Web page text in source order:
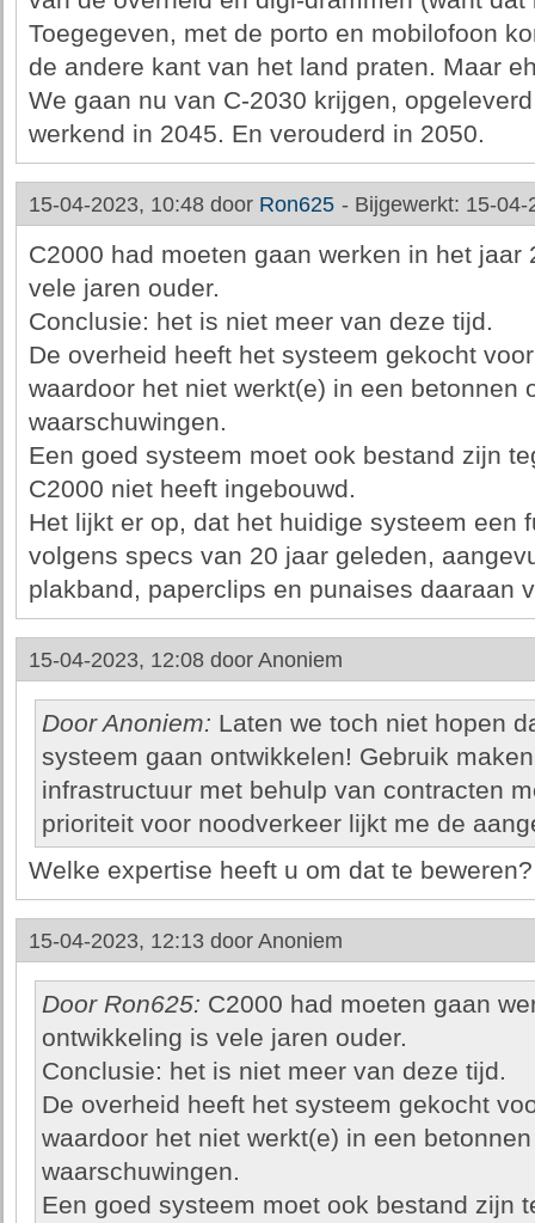
Toegegeven, met de porto en mobilofoon
de andere kant van het land praten. Maar
We gaan nu van C-2030 krijgen,
werkend in 2045. En verouderd in 2050.
15-04-2023, 10:48 door Ron625 - Bijgewerkt: 15-04-
C2000 had moeten gaan werken in het
vele jaren ouder.
Conclusie: het is niet meer van deze tijd.
De overheid heeft het systeem gekocht
waardoor het niet werkt(e) in een betonnen
waarschuwingen.
Een goed systeem moet ook bestand zijn
C2000 niet heeft ingebouwd.
Het lijkt er op, dat het huidige systeem een
volgens specs van 20 jaar geleden,
plakband, paperclips en punaises daaraan
15-04-2023, 12:08 door Anoniem
Door Anoniem: Laten we toch niet hopen
systeem gaan ontwikkelen! Gebruik
infrastructuur met behulp van contracten
prioriteit voor noodverkeer lijkt me de
Welke expertise heeft u om dat te beweren?
15-04-2023, 12:13 door Anoniem
Door Ron625: C2000 had moeten gaan
ontwikkeling is vele jaren ouder.
Conclusie: het is niet meer van deze tijd.
De overheid heeft het systeem gekocht
waardoor het niet werkt(e) in een
waarschuwingen.
Een goed systeem moet ook bestand zijn